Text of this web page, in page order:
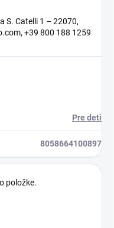
S. Catelli 1 – 22070,
+39 800 188 1259
Pre deti
8058664100897
položke.